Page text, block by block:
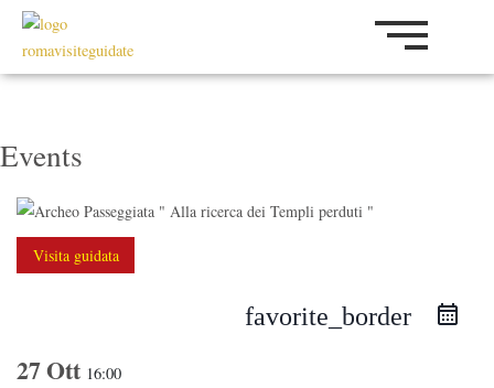
Events
Visita guidata
favorite_border
27 Ott 16:00